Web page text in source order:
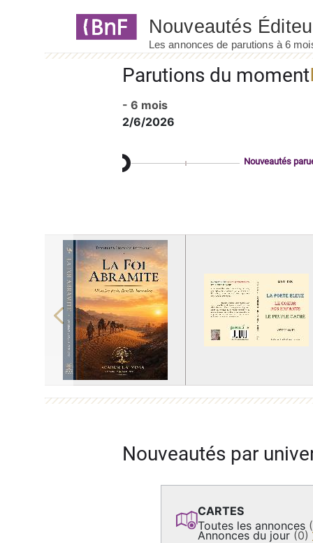
Parutions du moment
- 6 mois
2/6/2026
Nouveautés
Previous
Nouveautés par
CARTES
Toutes les annonces
Annonces du jour (0)